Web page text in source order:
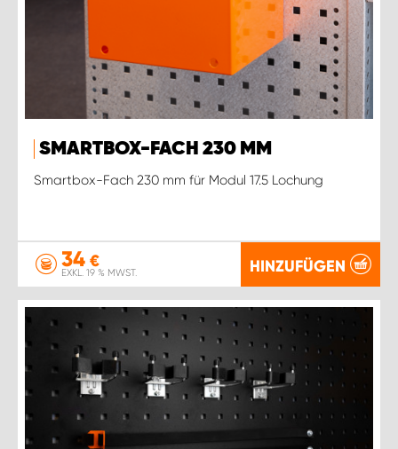
SMARTBOX-FACH 230 MM
Smartbox-Fach 230 mm für Modul 17.5 Lochung
34 €
EXKL. 19 % MWST. HINZUFÜGEN